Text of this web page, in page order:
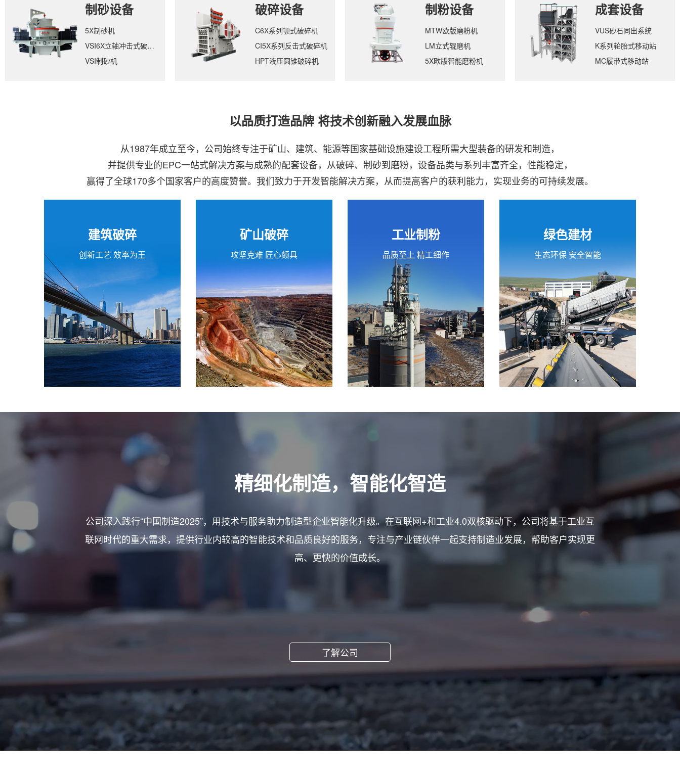
制砂设备
5X制砂机
VSI6X立轴冲击式破碎机
VSI制砂机
破碎设备
C6X系列颚式破碎机
CI5X系列反击式破碎机
HPT液压圆锥破碎机
制粉设备
MTW欧版磨粉机
LM立式辊磨机
5X欧版智能磨粉机
成套设备
VUS砂石同出系统
K系列轮胎式移动站
MC履带式移动站
以品质打造品牌 将技术创新融入发展血脉
从1987年成立至今，公司始终专注于矿山、建筑、能源等国家基础设施建设工程所需大型装备的研发和制造，
并提供专业的EPC一站式解决方案与成熟的配套设备，从破碎、制砂到磨粉，设备品类与系列丰富齐全，性能稳定，
赢得了全球170多个国家客户的高度赞誉。我们致力于开发智能解决方案，从而提高客户的获利能力，实现业务的可持续发展。
建筑破碎
创新工艺 效率为王
矿山破碎
攻坚克难 匠心颇具
工业制粉
品质至上 精工细作
绿色建材
生态环保 安全智能
精细化制造，智能化智造
公司深入践行“中国制造2025”，用技术与服务助力制造型企业智能化升级。在互联网+和工业4.0双核驱动下，公司将基于工业互
联网时代的重大需求，提供行业内较高的智能技术和品质良好的服务，专注与产业链伙伴一起支持制造业发展，帮助客户实现更
高、更快的价值成长。
了解公司